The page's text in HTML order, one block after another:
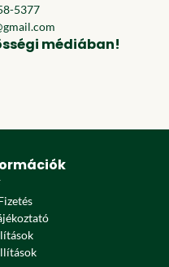
5377
médiában!